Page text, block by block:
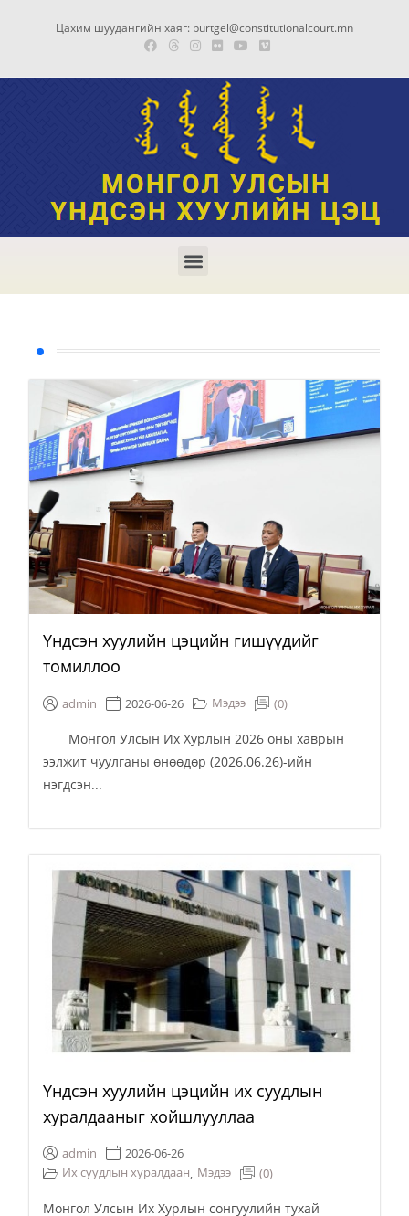
Цахим шуудангийн хаяг: burtgel@constitutionalcourt.mn
Үндсэн хуулийн цэцийн гишүүдийг
томиллоо
admin 2026-06-26 Мэдээ (0)
Монгол Улсын Их Хурлын 2026 оны хаврын
ээлжит чуулганы өнөөдөр (2026.06.26)-ийн
нэгдсэн...
Үндсэн хуулийн цэцийн их суудлын
хуралдааныг хойшлууллаа
admin
2026-06-26
Их суудлын хуралдаан, Мэдээ (0)
Монгол Улсын Их Хурлын сонгуулийн тухай